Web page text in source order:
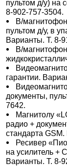
пультом д/у) на
8-902-757-3504.
В/
пультом д/у, в
Варианты. Т. 8-
В/
гарантии.
документы,
7642.
Магнитолу
радио +
стандарта
Ресивер
на усилитель +
Варианты. Т. 8-